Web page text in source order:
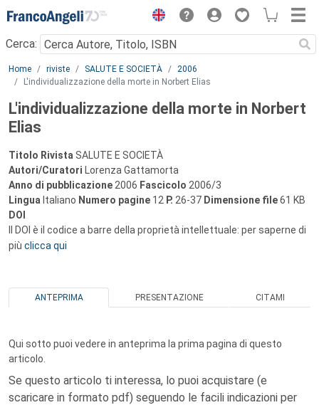
Menu
Cerca:
Main content
Home riviste SALUTE E SOCIETÀ
2006
L'individualizzazione della morte in Norbert Elias
L'individualizzazione della morte in Norbert
Elias
Titolo Rivista SALUTE E SOCIETÀ
Autori/Curatori Lorenza Gattamorta
Anno di pubblicazione 2006 Fascicolo 2006/3
Lingua Italiano Numero pagine 12 P. 26-37 Dimensione file61 KB
DOI
Il DOI è il codice a barre della proprietà intellettuale: per saperne di
più clicca qui
ANTEPRIMA PRESENTAZIONE CITAMI
Qui sotto puoi vedere in anteprima la prima pagina di questo
articolo.
Se questo articolo ti interessa, lo puoi acquistare (e
scaricare in formato pdf) seguendo le facili indicazioni per